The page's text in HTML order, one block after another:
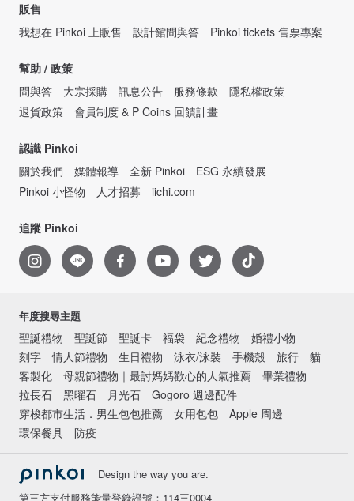
販售
我想在 Pinkoi 上販售
設計館問與答 Pinkoi tickets 售票專案
幫助 / 政策
問與答
大宗採購 訊息公告 服務條款
隱私權政策
退貨政策
會員制度 & P Coins 回饋計畫
認識 Pinkoi
關於我們
媒體報導 全新 Pinkoi
ESG 永續發展
Pinkoi 小怪物
人才招募 iichi.com
追蹤 Pinkoi
年度搜尋主題
聖誕禮物 聖誕節 聖誕卡 福袋 紀念禮物
婚禮小物
刻字
情人節禮物 生日禮物 泳衣/泳裝 手機殼 旅行
貓
客製化
母親節禮物｜最討媽媽歡心的人氣推薦
畢業禮物
拉長石
黑曜石 月光石
Gogoro 週邊配件
穿梭都市生活．男生包包推薦
女用包包
Apple 周邊
環保餐具
防疫
Design the way you are.
第三方支付服務能量登錄證號：114三0004